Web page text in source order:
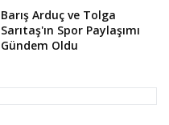
Barış Arduç ve Tolga
Sarıtaş'ın Spor Paylaşımı
Gündem Oldu